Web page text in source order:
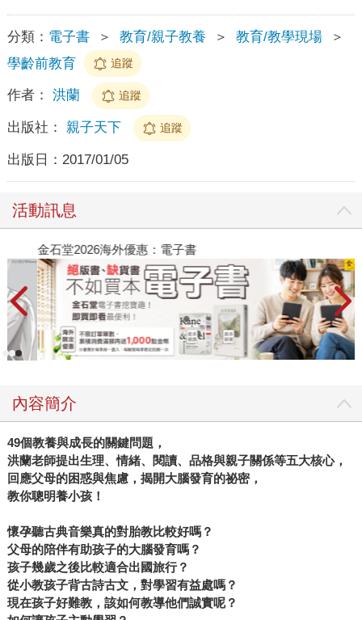
分類： 電子書 ＞ 教育/親子教養 ＞ 教育/教學現場
＞
學齡前教育
追蹤
作者： 洪蘭 追蹤
出版社： 親子天下 追蹤
出版日： 2017/01/05
活動訊息
金石堂2026海外優惠：電子書
內容簡介
49個教養與成長的關鍵問題，
洪蘭老師提出生理、情緒、閱讀、品格與親子關係等五大核心，
回應父母的困惑與焦慮，揭開大腦發育的祕密，
教你聰明養小孩！
懷孕聽古典音樂真的對胎教比較好嗎？
父母的陪伴有助孩子的大腦發育嗎？
孩子幾歲之後比較適合出國旅行？
從小教孩子背古詩古文，對學習有益處嗎？
現在孩子好難教，該如何教導他們誠實呢？